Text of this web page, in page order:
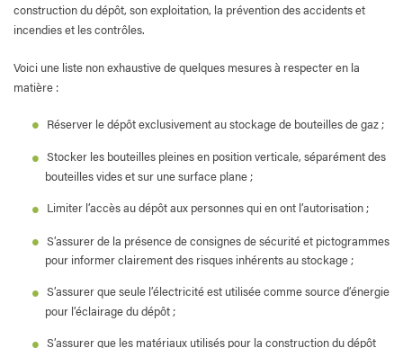
construction du dépôt, son exploitation, la prévention des accidents et
incendies et les contrôles.
Voici une liste non exhaustive de quelques mesures à respecter en la
matière :
Réserver le dépôt exclusivement au stockage de bouteilles de gaz ;
Stocker les bouteilles pleines en position verticale, séparément des
bouteilles vides et sur une surface plane ;
Limiter l’accès au dépôt aux personnes qui en ont l’autorisation ;
S’assurer de la présence de consignes de sécurité et pictogrammes
pour informer clairement des risques inhérents au stockage ;
S’assurer que seule l’électricité est utilisée comme source d’énergie
pour l’éclairage du dépôt ;
S’assurer que les matériaux utilisés pour la construction du dépôt